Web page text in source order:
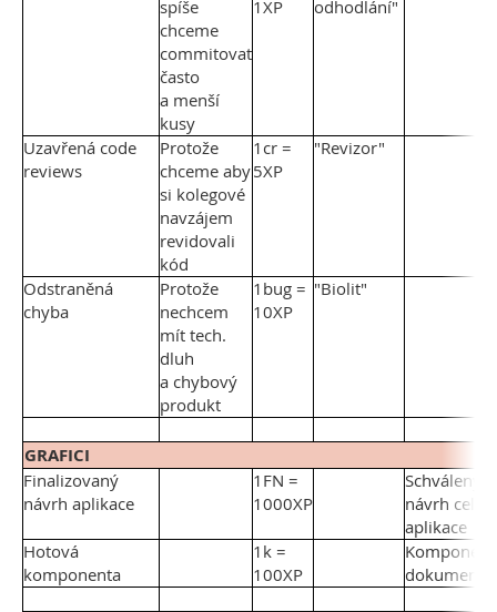
spíše
chceme
commitovat
často
a menší
kusy
1XP
odhodlání"
Uzavřená code
reviews
Protože
chceme aby
si kolegové
navzájem
revidovali
kód
1cr =
5XP
"Revizor"
Odstraněná
chyba
Protože
nechcem
mít tech.
dluh
a chybový
produkt
1bug =
10XP
"Biolit"
GRAFICI
Finalizovaný
návrh aplikace
1FN =
1000XP
Schválený
návrh celé
aplikace
Hotová
komponenta
1k =
100XP